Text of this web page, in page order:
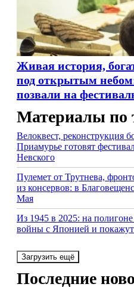
Живая история,
под открытым
позвали на
Материалы по
Велоквест, реконструкция
Приамурье готовят
Невского
Пулемет от Трутнева,
из консервов: в
Мая
Из 1945 в 2025: на
войны с Японией и
Загрузить ещё
Последние